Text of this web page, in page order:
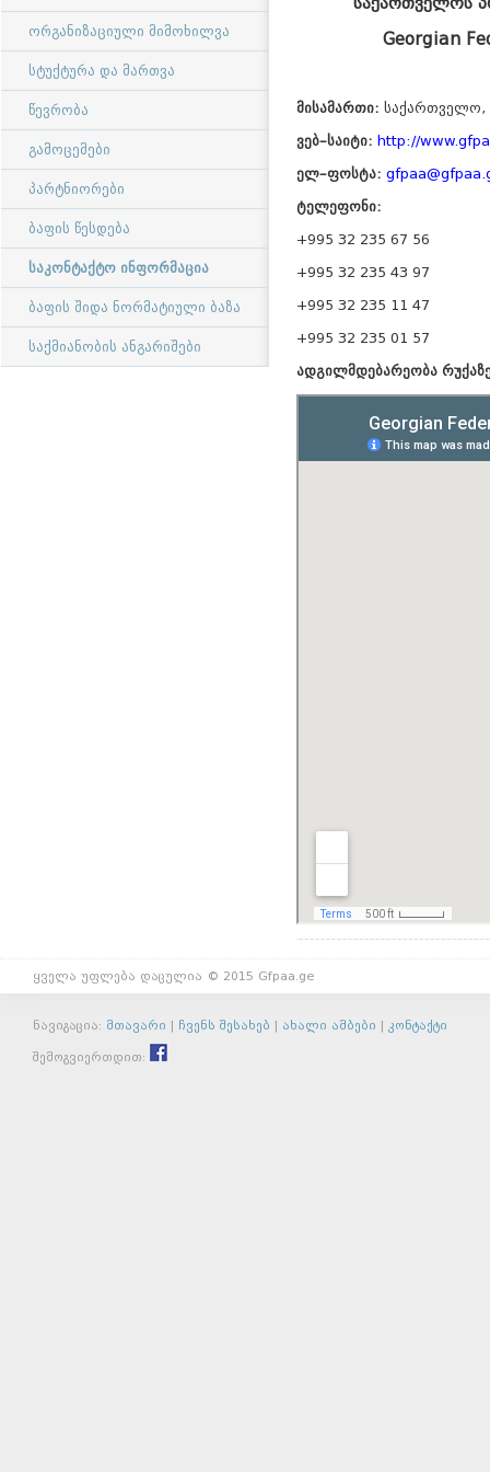
ორგანიზაციული მიმოხილვა
სტუქტურა და მართვა
წევრობა
გამოცემები
პარტნიორები
ბაფის წესდება
საკონტაქტო ინფორმაცია
ბაფის შიდა ნორმატიული ბაზა
საქმიანობის ანგარიშები
Georgian
მისამართი: საქართველო,
ვებ–საიტი: http://
ელ–ფოსტა:
ტელეფონი:
+995 32 235 67 56
+995 32 235 43 97
+995 32 235 11 47
+995 32 235 01 57
ადგილმდებარეობა
ყველა უფლება დაცულია © 2015 Gfpaa.ge
ნავიგაცია: მთავარი | ჩვენს შესახებ | ახალი ამბები | კონტაქტი
შემოგვიერთდით: